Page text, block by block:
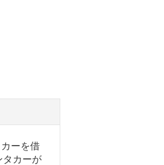
ーを借
タカーが